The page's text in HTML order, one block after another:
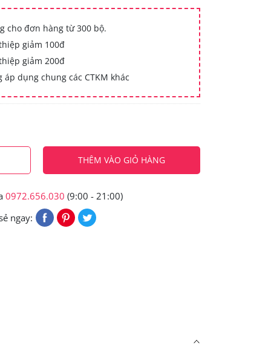
cho đơn hàng từ 300 bộ.
giảm 100đ
giảm 200đ
dụng chung các CTKM khác
THÊM VÀO GIỎ HÀNG
0972.656.030 (9:00 - 21:00)
ngay: